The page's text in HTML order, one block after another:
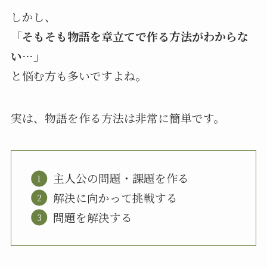
しかし、
「そもそも物語を章立てで作る方法がわからな
い…」
と悩む方も多いですよね。
実は、物語を作る方法は非常に簡単です。
主人公の問題・課題を作る
解決に向かって挑戦する
問題を解決する